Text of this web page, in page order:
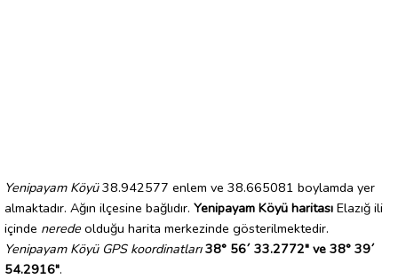
Yenipayam Köyü38.942577 enlem ve 38.665081 boylamda yer
almaktadır. Ağın ilçesine bağlıdır. Yenipayam Köyü haritası Elazığ ili
içinde nerede olduğu harita merkezinde gösterilmektedir.
Yenipayam Köyü GPS koordinatları 38° 56´ 33.2772" ve 38° 39´
54.2916".